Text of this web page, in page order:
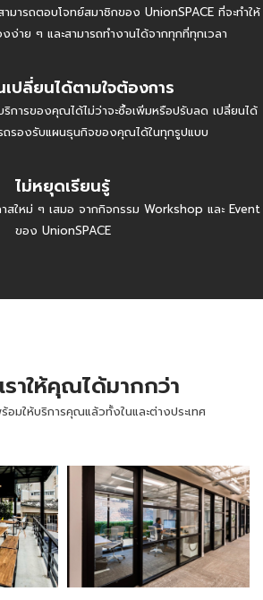
มารถตอบโจทย์สมาชิกของ UnionSPACE ที่จะทำให้
ง่าย ๆ และสามารถทำงานได้จากทุกที่ทุกเวลา
ปลี่ยนได้ตามใจต้องการ
การของคุณได้ไม่ว่าจะซื้อเพิ่มหรือปรับลด เปลี่ยนได้
รองรับแผนธุนกิจของคุณได้ในทุกรูปแบบ
ไม่หยุดเรียนรู้
าสใหม่ ๆ เสมอ จากกิจกรรม Workshop และ Event
ของ UnionSPACE
ราให้คุณได้มากกว่า
อมให้บริการคุณแล้วทั้งในและต่างประเทศ